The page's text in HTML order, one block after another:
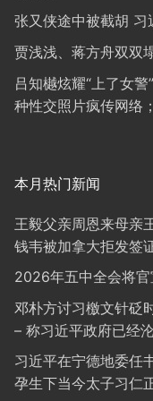
张又侠途中被截胡 习
贾浅浅、蒋方舟双双
吕知樾炫耀“上了女
种性交照片疯传网络
本月热门新闻
王毅父亲周恩来母亲
钱韦被加拿大拒发签
2026年五中全会将
邓朴方讨习檄文针砭
– 称习近平政府已经
习近平在宁德地委任
孕生下当今太子习仁